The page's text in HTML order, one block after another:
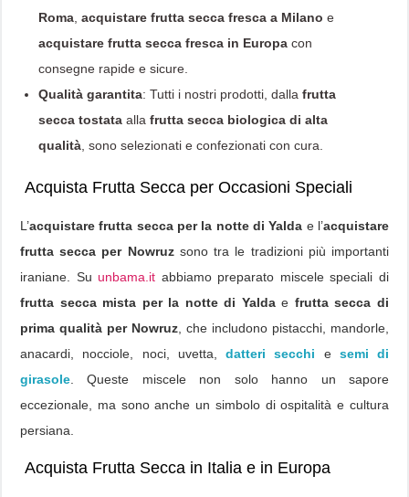
Roma ,acquistare frutta secca fresca a Milano e
acquistare frutta secca fresca in Europa con
consegne rapide e sicure.
Qualità garantita: Tutti i nostri prodotti, dallafrutta
secca tostata allafrutta secca biologica di alta
qualità , sono selezionati e confezionati con cura.
Acquista Frutta Secca per Occasioni Speciali
L’acquistare frutta secca per la notte di Yalda e l’acquistare
frutta secca per Nowruzsono tra le tradizioni più importanti
iraniane. Su unbama.it abbiamo preparato miscele speciali di
frutta secca mista per la notte di Yaldae frutta secca di
prima qualità per Nowruz , che includono pistacchi, mandorle,
anacardi, nocciole, noci, uvetta, datteri secchi e semi di
girasole . Queste miscele non solo hanno un sapore
eccezionale, ma sono anche un simbolo di ospitalità e cultura
persiana.
Acquista Frutta Secca in Italia e in Europa